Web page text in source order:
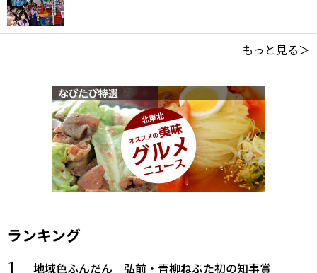
もっと見る＞
ランキング
地域色ふんだん 弘前・青柳ねぷた初の知事賞